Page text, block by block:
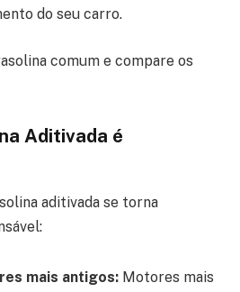
do seu carro.
comum e compare os
Aditivada é
aditivada se torna
mais antigos: Motores mais